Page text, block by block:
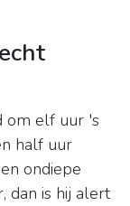
om elf uur 's
half uur
ondiepe
dan is hij alert